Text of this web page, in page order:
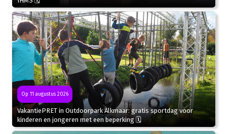
Op 11 augustus 2026
VakantiePRET in Outdoorpark Alkmaar: gratis sportdag voor
kinderen en jongeren met een beperking 🗓